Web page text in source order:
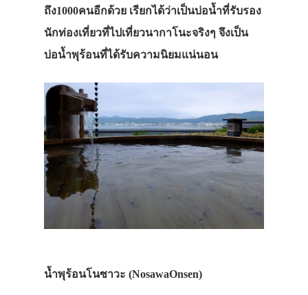
ถึง1000คนอีกด้วย เรียกได้ว่าเป็นบ่อน้ำที่รับรอง
นักท่องเที่ยวที่ไปเที่ยวนากาโนะจริงๆ จึงเป็น
บ่อน้ำพุร้อนที่ได้รับความนิยมแน่นอน
น้ำพุร้อนโนซาวะ (NosawaOnsen)